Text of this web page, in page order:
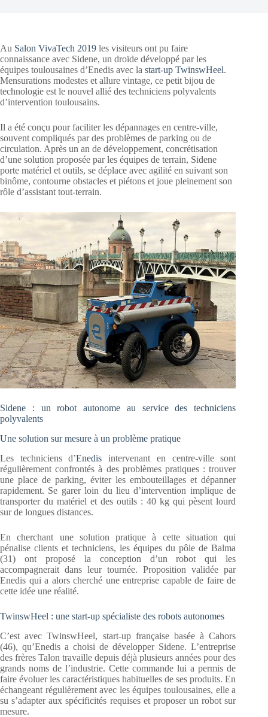
Au Salon VivaTech 2019 les visiteurs ont pu faire
connaissance avec Sidene, un droïde développé par les
équipes toulousaines d’Enedis avec la start-up TwinswHeel.
Mensurations modestes et allure vintage, ce petit bijou de
technologie est le nouvel allié des techniciens polyvalents
d’intervention toulousains.
Il a été conçu pour faciliter les dépannages en centre-ville,
souvent compliqués par des problèmes de parking ou de
circulation. Après un an de développement, concrétisation
d’une solution proposée par les équipes de terrain, Sidene
porte matériel et outils, se déplace avec agilité en suivant son
binôme, contourne obstacles et piétons et joue pleinement son
rôle d’assistant tout-terrain.
Sidene : un robot autonome au service des techniciens
polyvalents
Une solution sur mesure à un problème pratique
Les techniciens d’Enedis intervenant en centre-ville sont
régulièrement confrontés à des problèmes pratiques : trouver
une place de parking, éviter les embouteillages et dépanner
rapidement. Se garer loin du lieu d’intervention implique de
transporter du matériel et des outils : 40 kg qui pèsent lourd
sur de longues distances.
En cherchant une solution pratique à cette situation qui
pénalise clients et techniciens, les équipes du pôle de Balma
(31) ont proposé la conception d’un robot qui les
accompagnerait dans leur tournée. Proposition validée par
Enedis qui a alors cherché une entreprise capable de faire de
cette idée une réalité.
TwinswHeel : une start-up spécialiste des robots autonomes
C’est avec TwinswHeel, start-up française basée à Cahors
(46), qu’Enedis a choisi de développer Sidene. L’entreprise
des frères Talon travaille depuis déjà plusieurs années pour des
grands noms de l’industrie. Cette commande lui a permis de
faire évoluer les caractéristiques habituelles de ses produits. En
échangeant régulièrement avec les équipes toulousaines, elle a
su s’adapter aux spécificités requises et proposer un robot sur
mesure.